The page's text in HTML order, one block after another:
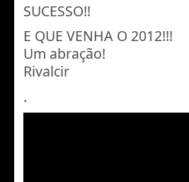
SUCESSO!!
E QUE VENHA O 2012!!!
Um abração!
Rivalcir
.